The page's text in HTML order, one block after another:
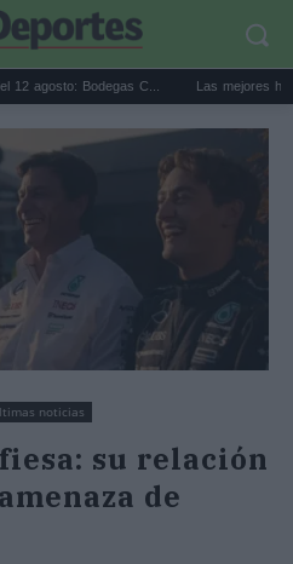
Bodegas C... Las mejores hipotecas
noticias
su relación
de